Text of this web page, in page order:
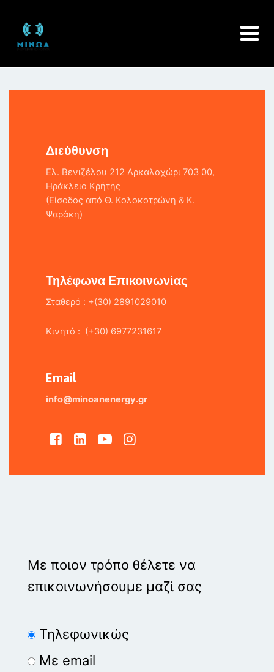
content
Διεύθυνση
Ελ. Βενιζέλου 212 Αρκαλοχώρι 703 00,
Ηράκλειο Κρήτης
(Είσοδος από Θ. Κολοκοτρώνη & Κ.
Ψαράκη)
Τηλέφωνα Επικοινωνίας
Σταθερό : +(30) 2891029010
Κινητό : (+30) 6977231617
Email
info@minoanenergy.gr
Με ποιον τρόπο θέλετε να
επικοινωνήσουμε μαζί σας
Τηλεφωνικώς
Με email